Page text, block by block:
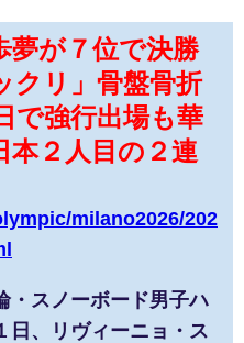
夢が７位で決勝
クリ」骨盤骨折
で強行出場も華
２人目の２連
milano2026/202
・スノーボード男子ハ
日、リヴィーニョ・ス